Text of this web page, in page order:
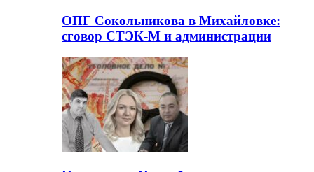
ОПГ Сокольникова в Михайловке:
сговор СТЭК-М и администрации